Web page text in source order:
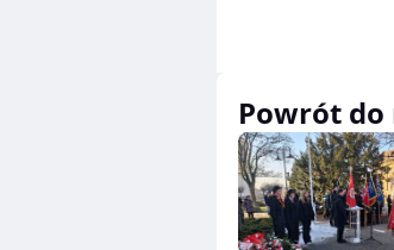
powrót